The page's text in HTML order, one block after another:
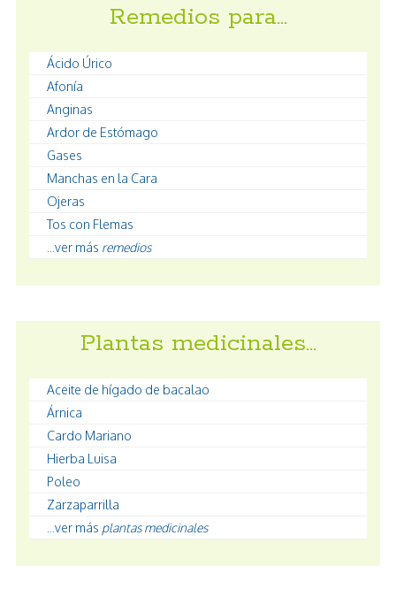
Remedios para…
Ácido Úrico
Afonía
Anginas
Ardor de Estómago
Gases
Manchas en la Cara
Ojeras
Tos con Flemas
...ver más remedios
Plantas medicinales…
Aceite de hígado de bacalao
Árnica
Cardo Mariano
Hierba Luisa
Poleo
Zarzaparrilla
...ver más plantas medicinales